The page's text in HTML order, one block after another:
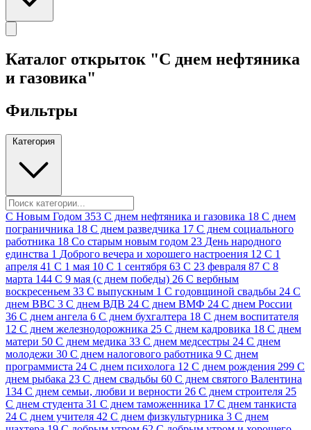
Каталог открыток "C днем нефтяника
и газовика"
Фильтры
Категория
C Новым Годом 353 C днем нефтяника и газовика 18 C днем
пограничника 18 C днем разведчика 17 C днем социального
работника 18 Cо старым новым годом 23 День народного
единства 1 Доброго вечера и хорошего настроения 12 С 1
апреля 41 С 1 мая 10 С 1 сентября 63 С 23 февраля 87 С 8
марта 144 С 9 мая (с днем победы) 26 С вербным
воскресеньем 33 С выпускным 1 С годовщиной свадьбы 24 С
днем ВВС 3 С днем ВДВ 24 С днем ВМФ 24 С днем России
36 С днем ангела 6 С днем бухгалтера 18 С днем воспитателя
12 С днем железнодорожника 25 С днем кадровика 18 С днем
матери 50 С днем медика 33 С днем медсестры 24 С днем
молодежи 30 С днем налогового работника 9 С днем
программиста 24 С днем психолога 12 С днем рождения 299 С
днем рыбака 23 С днем свадьбы 60 С днем святого Валентина
134 С днем семьи, любви и верности 26 С днем строителя 25
С днем студента 31 С днем таможенника 17 С днем танкиста
24 С днем учителя 42 С днем физкультурника 3 С днем